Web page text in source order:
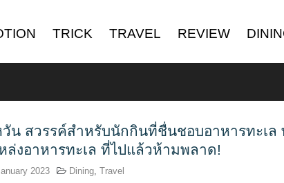
TRICK TRAVEL REVIEW
น สวรรค์สำหรับนักกินที่ชื่นชอบอาหารทะเล
ล่งอาหารทะเล ที่ไปแล้วห้ามพลาด!
2023 Dining, Travel